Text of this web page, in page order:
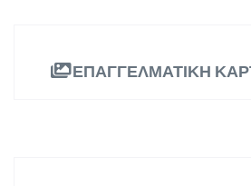
ΕΠΑΓΓΕΛΜΑΤΙΚΗ